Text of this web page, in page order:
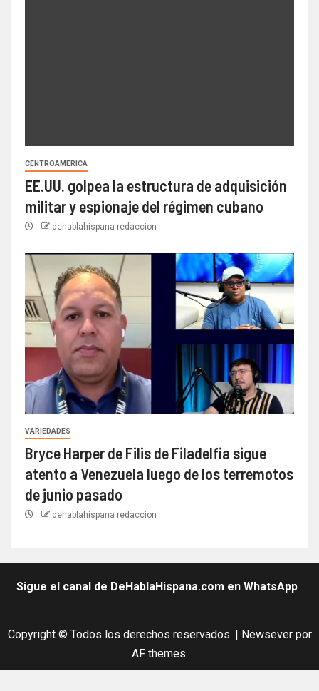
CENTROAMERICA
EE.UU. golpea la estructura de adquisición
militar y espionaje del régimen cubano
dehablahispana redaccion
VARIEDADES
Bryce Harper de Filis de Filadelfia sigue
atento a Venezuela luego de los terremotos
de junio pasado
dehablahispana redaccion
Sigue el canal de DeHablaHispana.com en WhatsApp
Copyright © Todos los derechos reservados. | Newseverpor
AF themes.